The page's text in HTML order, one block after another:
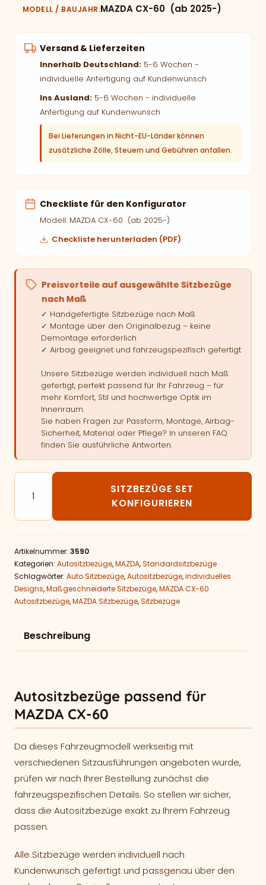
MODELL / BAUJAHR MAZDA CX-60 (ab 2025-)
Versand & Lieferzeiten
Innerhalb Deutschland: 5-6 Wochen -
individuelle Anfertigung auf Kundenwunsch
Ins Ausland: 5-6 Wochen - individuelle
Anfertigung auf Kundenwunsch
Bei Lieferungen in Nicht-EU-Länder können
zusätzliche Zölle, Steuern und Gebühren anfallen.
Checkliste für den Konfigurator
Modell: MAZDA CX-60 (ab 2025-)
Checkliste herunterladen (PDF)
Preisvorteile auf ausgewählte Sitzbezüge
nach Maß
✓ Handgefertigte Sitzbezüge nach Maß
✓ Montage über den Originalbezug – keine
Demontage erforderlich
✓ Airbag geeignet und fahrzeugspezifisch gefertigt
Unsere Sitzbezüge werden individuell nach Maß
gefertigt, perfekt passend für Ihr Fahrzeug – für
mehr Komfort, Stil und hochwertige Optik im
Innenraum.
Sie haben Fragen zur Passform, Montage, Airbag-
Sicherheit, Material oder Pflege? In unseren FAQ
finden Sie ausführliche Antworten.
Autositzbezüge passend für MAZDA CX-60 Menge
SITZBEZÜGE SET
KONFIGURIEREN
Artikelnummer: 3590
Kategorien: Autositzbezüge,MAZDA,Standardsitzbezüge
Schlagwörter: Auto Sitzbezüge,Autositzbezüge,individuelles
Designs,Maßgeschneiderte Sitzbezüge,MAZDA CX-60
Autositzbezüge,MAZDA Sitzbezüge,Sitzbezüge
Beschreibung
Autositzbezüge passend für
MAZDA CX-60
Da dieses Fahrzeugmodell werkseitig mit
verschiedenen Sitzausführungen angeboten wurde,
prüfen wir nach Ihrer Bestellung zunächst die
fahrzeugspezifischen Details. So stellen wir sicher,
dass die Autositzbezüge exakt zu Ihrem Fahrzeug
passen.
Alle Sitzbezüge werden individuell nach
Kundenwunsch gefertigt und passgenau über den